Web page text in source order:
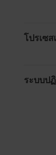
โปรเซส
ระบบป